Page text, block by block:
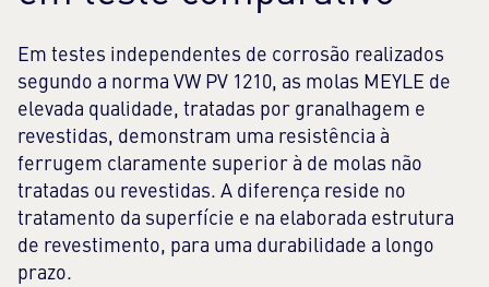
Em testes independentes de corrosão realizados
segundo a norma VW PV 1210, as molas MEYLE de
elevada qualidade, tratadas por granalhagem e
revestidas, demonstram uma resistência à
ferrugem claramente superior à de molas não
tratadas ou revestidas. A diferença reside no
tratamento da superfície e na elaborada estrutura
de revestimento, para uma durabilidade a longo
prazo.